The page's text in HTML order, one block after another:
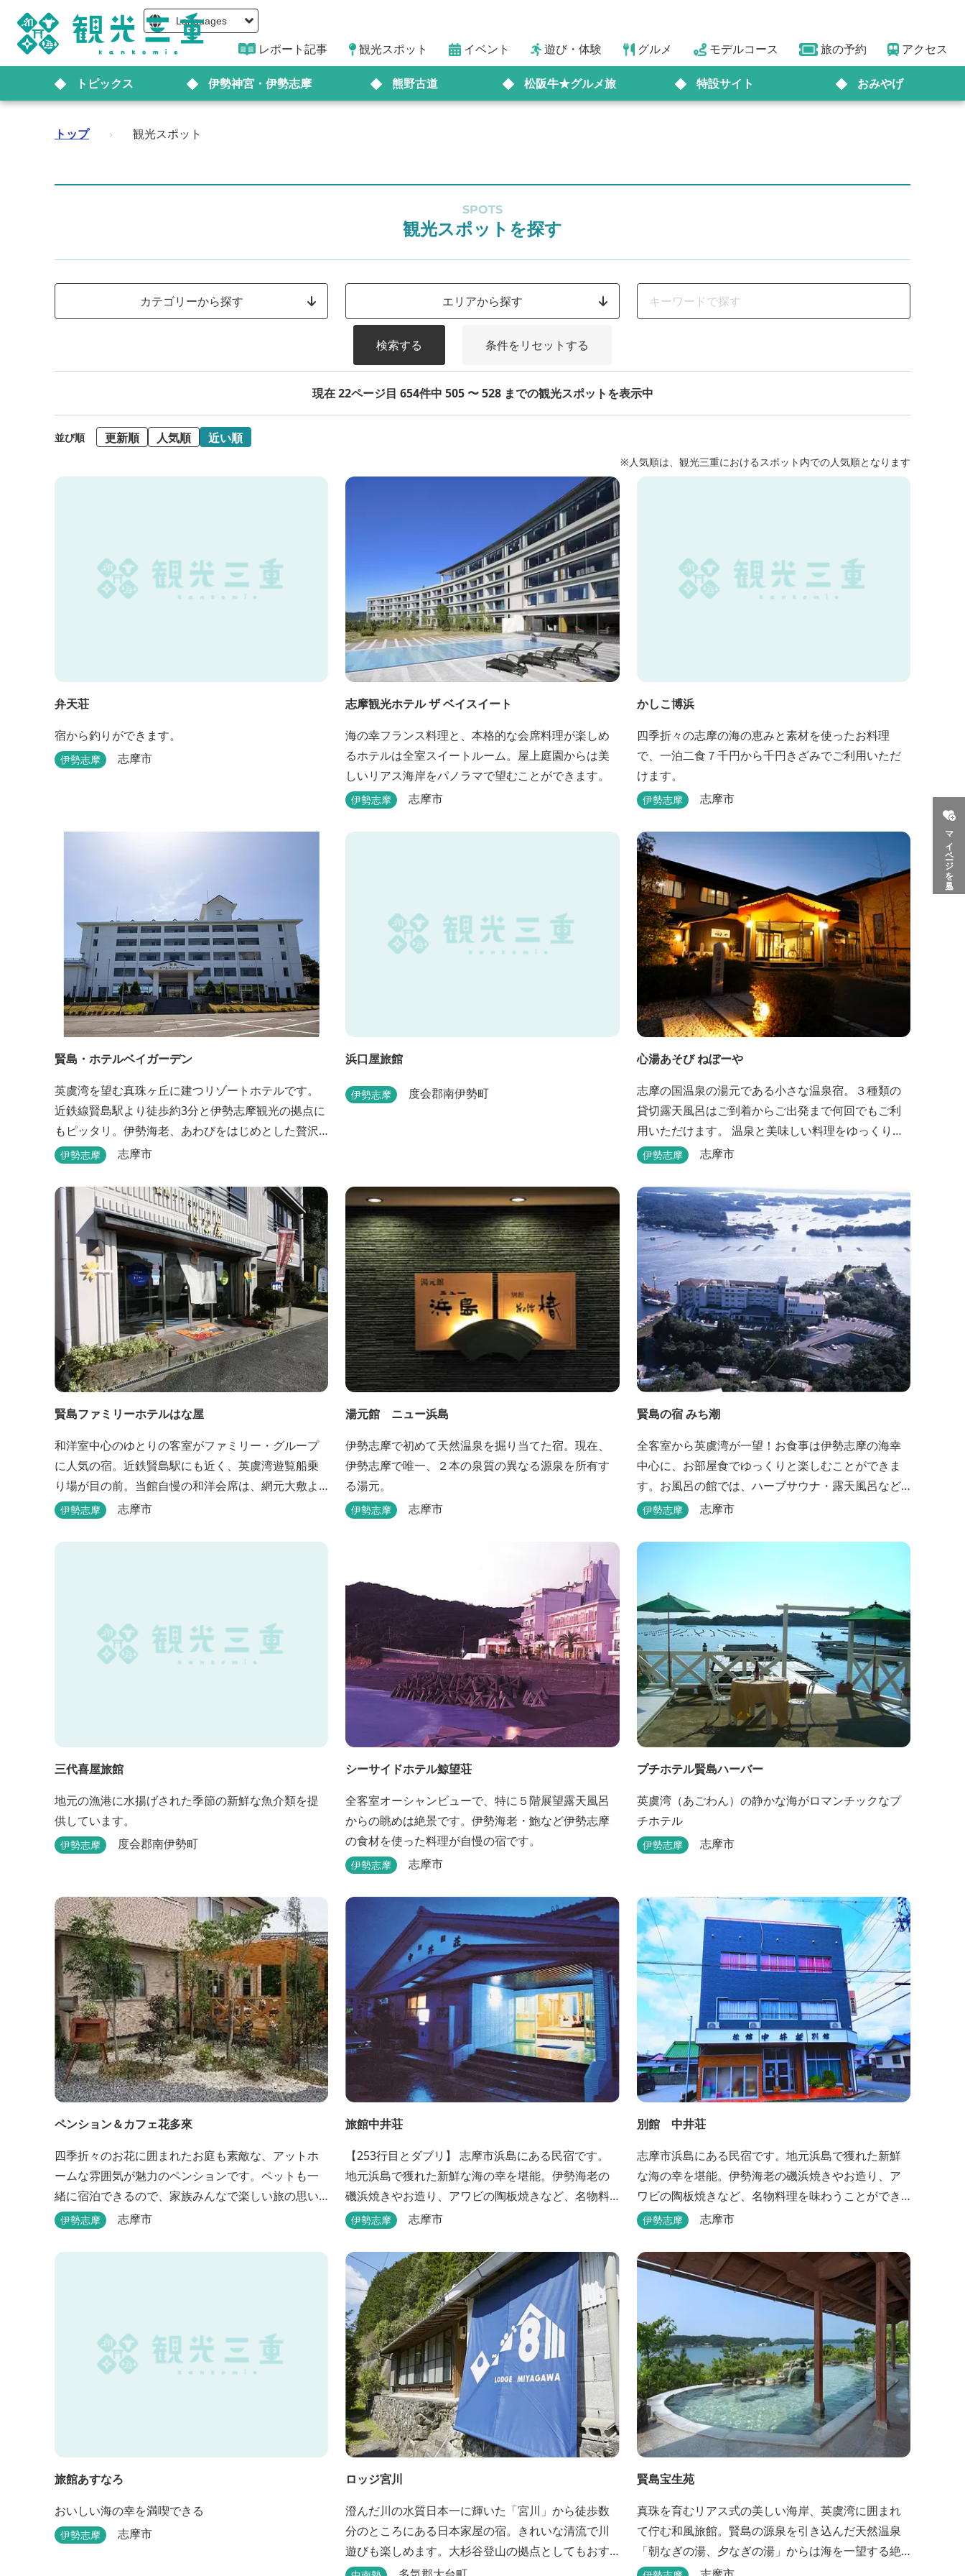
Languages
レポート記事 観光スポット イベント 遊び・体験 グルメ モデルコース 旅の予約 アクセス
トピックス 伊勢神宮・伊勢志摩 熊野古道 松阪牛★グルメ旅 特設サイト おみやげ
マイページを見る
トップ › 観光スポット
SPOTS
観光スポットを探す
カテゴリーから探す エリアから探す
検索する 条件をリセットする
現在 22ページ目 654件中 505 〜 528 までの観光スポットを表示中
並び順 更新順 人気順 近い順
※人気順は、観光三重におけるスポット内での人気順となります
弁天荘
宿から釣りができます。
伊勢志摩 志摩市
志摩観光ホテル ザ ベイスイート
海の幸フランス料理と、本格的な会席料理が楽しめ
るホテルは全室スイートルーム。屋上庭園からは美
しいリアス海岸をパノラマで望むことができます。
伊勢志摩 志摩市
かしこ博浜
四季折々の志摩の海の恵みと素材を使ったお料理
で、一泊二食７千円から千円きざみでご利用いただ
けます。
伊勢志摩 志摩市
賢島・ホテルベイガーデン
英虞湾を望む真珠ヶ丘に建つリゾートホテルです。
近鉄線賢島駅より徒歩約3分と伊勢志摩観光の拠点に
もピッタリ。伊勢海老、あわびをはじめとした贅沢
な海の味覚はもちろん、旬の郷土の味も堪能できま
伊勢志摩 志摩市
浜口屋旅館
伊勢志摩 度会郡南伊勢町
心湯あそび ねぼーや
志摩の国温泉の湯元である小さな温泉宿。３種類の
貸切露天風呂はご到着からご出発まで何回でもご利
用いただけます。 温泉と美味しい料理をゆっくりと
楽しむならぜひ「心湯あそび ねぼーや」へいらっし
伊勢志摩 志摩市
賢島ファミリーホテルはな屋
和洋室中心のゆとりの客室がファミリー・グループ
に人気の宿。近鉄賢島駅にも近く、英虞湾遊覧船乗
り場が目の前。当館自慢の和洋会席は、網元大敷よ
り直送。新鮮な海の幸を味わえます。
伊勢志摩 志摩市
湯元館 ニュー浜島
伊勢志摩で初めて天然温泉を掘り当てた宿。現在、
伊勢志摩で唯一、２本の泉質の異なる源泉を所有す
る湯元。
伊勢志摩 志摩市
賢島の宿 みち潮
全客室から英虞湾が一望！お食事は伊勢志摩の海幸
中心に、お部屋食でゆっくりと楽しむことができま
す。お風呂の館では、ハーブサウナ・露天風呂など
色々なお風呂が楽しめます。近鉄賢島駅から歩いて5
伊勢志摩 志摩市
三代喜屋旅館
地元の漁港に水揚げされた季節の新鮮な魚介類を提
供しています。
伊勢志摩 度会郡南伊勢町
シーサイドホテル鯨望荘
全客室オーシャンビューで、特に５階展望露天風呂
からの眺めは絶景です。伊勢海老・鮑など伊勢志摩
の食材を使った料理が自慢の宿です。
伊勢志摩 志摩市
プチホテル賢島ハーバー
英虞湾（あごわん）の静かな海がロマンチックなプ
チホテル
伊勢志摩 志摩市
ペンション＆カフェ花多來
四季折々のお花に囲まれたお庭も素敵な、アットホ
ームな雰囲気が魅力のペンションです。ペットも一
緒に宿泊できるので、家族みんなで楽しい旅の思い
出を作ることができます。
伊勢志摩 志摩市
旅館中井荘
【253行目とダブリ】 志摩市浜島にある民宿です。
地元浜島で獲れた新鮮な海の幸を堪能。伊勢海老の
磯浜焼きやお造り、アワビの陶板焼きなど、名物料
理を味わうことができます。
伊勢志摩 志摩市
別館 中井荘
志摩市浜島にある民宿です。地元浜島で獲れた新鮮
な海の幸を堪能。伊勢海老の磯浜焼きやお造り、ア
ワビの陶板焼きなど、名物料理を味わうことができ
ます。
伊勢志摩 志摩市
旅館あすなろ
おいしい海の幸を満喫できる
伊勢志摩 志摩市
ロッジ宮川
澄んだ川の水質日本一に輝いた「宮川」から徒歩数
分のところにある日本家屋の宿。きれいな清流で川
遊びも楽しめます。大杉谷登山の拠点としてもおす
すめです。
賢島宝生苑
真珠を育むリアス式の美しい海岸、英虞湾に囲まれ
て佇む和風旅館。賢島の源泉を引き込んだ天然温泉
「朝なぎの湯、夕なぎの湯」からは海を一望する絶
景を愉しめる。また、夕食では海の幸を中心とした